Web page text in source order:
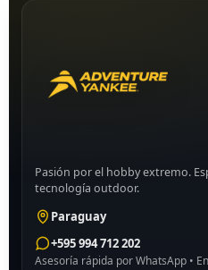
Pasión por el hobby extremo.
tecnología outdoor.
Paraguay
+595 994 712 202
Asesoría rápida por WhatsApp •